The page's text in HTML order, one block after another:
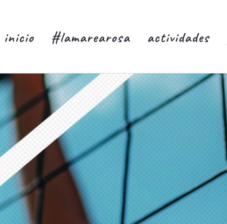
inicio #lamarearosa actividades